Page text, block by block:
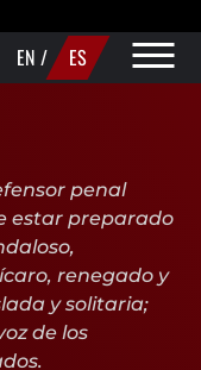
EN / ES
penal
estar preparado
renegado y
y solitaria;
de los